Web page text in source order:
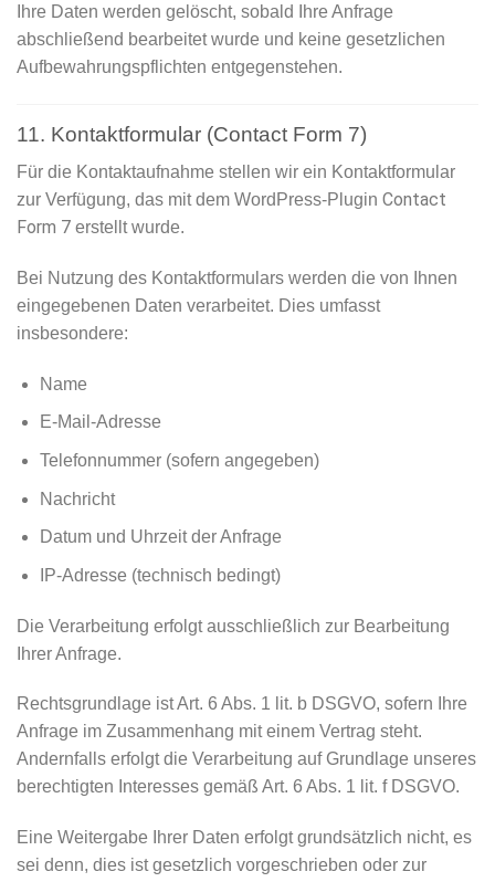
Ihre Daten werden gelöscht, sobald Ihre Anfrage
abschließend bearbeitet wurde und keine gesetzlichen
Aufbewahrungspflichten entgegenstehen.
11. Kontaktformular (Contact Form 7)
Für die Kontaktaufnahme stellen wir ein Kontaktformular
zur Verfügung, das mit dem WordPress-Plugin Contact
Form 7 erstellt wurde.
Bei Nutzung des Kontaktformulars werden die von Ihnen
eingegebenen Daten verarbeitet. Dies umfasst
insbesondere:
Name
E-Mail-Adresse
Telefonnummer (sofern angegeben)
Nachricht
Datum und Uhrzeit der Anfrage
IP-Adresse (technisch bedingt)
Die Verarbeitung erfolgt ausschließlich zur Bearbeitung
Ihrer Anfrage.
Rechtsgrundlage ist Art. 6 Abs. 1 lit. b DSGVO, sofern Ihre
Anfrage im Zusammenhang mit einem Vertrag steht.
Andernfalls erfolgt die Verarbeitung auf Grundlage unseres
berechtigten Interesses gemäß Art. 6 Abs. 1 lit. f DSGVO.
Eine Weitergabe Ihrer Daten erfolgt grundsätzlich nicht, es
sei denn, dies ist gesetzlich vorgeschrieben oder zur